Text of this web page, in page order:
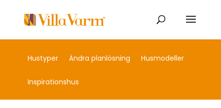
Hustyper Ändra planlösning Husmodeller
Inspirationshus